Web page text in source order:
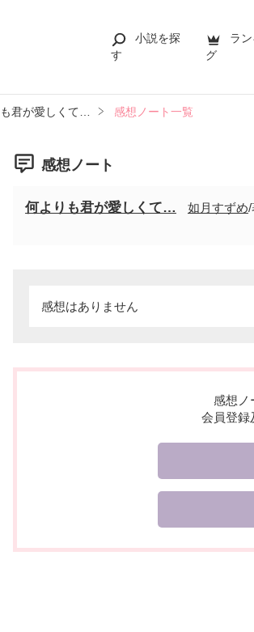
小説を探
す
ラ
グ
君が愛しくて… 感想ノート一覧
感想ノート
何よりも君が愛しくて… 如月すずめ/
感想はありません
感想ノ
会員登録